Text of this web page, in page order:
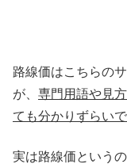
路線価はこちらの
が、 専門用語や見
ても分かりずらい
実は路線価という